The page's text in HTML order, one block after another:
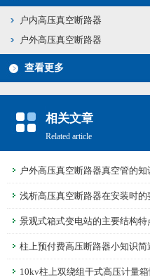
户内高压真空断路器
户外高压真空断路器
查看更多
相关文章
Related article
户外高压真空断路器真空管的知
浅析高压真空断路器在安装时的
调整景观式箱式变电站的主要结构特
柱上预付费高压断路器小知识简
10kv柱上双绕组干式高压计量